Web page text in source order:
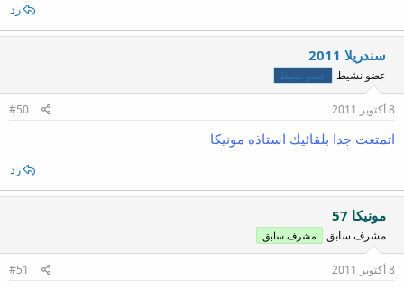
رد
سندريلا 2011
عضو نشيط عضو نشيط
8 أكتوبر 2011 #50
اتمتعت جدا بلقائيك استاذه مونيكا
رد
مونيكا 57
مشرف سابق مشرف سابق
8 أكتوبر 2011 #51